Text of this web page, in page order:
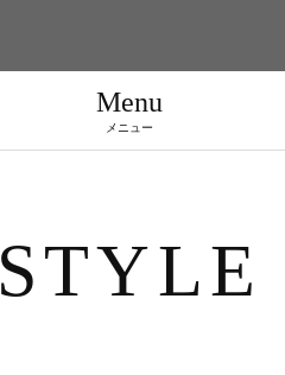
Menu
メニュー
STYLE